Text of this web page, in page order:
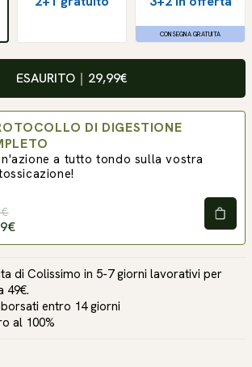
CONSEGNA GRATUITA
ESAURITO ｜ 29,99€
DI DIGESTIONE
a tutto tondo sulla vostra
di Colissimo in 5-7 giorni lavorativi per
49€.
entro 14 giorni
al 100%